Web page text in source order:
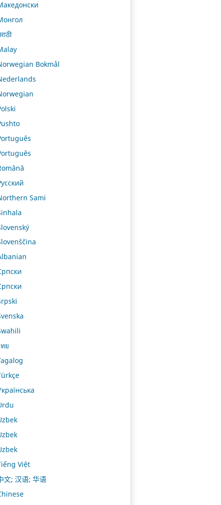
Bokmål
Sami
ย
Việt
文; 汉语; 华语